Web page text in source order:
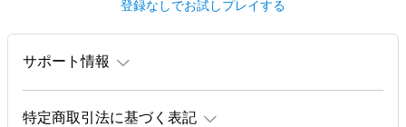
登録なしでお試しプレイする
サポート情報
特定商取引法に基づく表記